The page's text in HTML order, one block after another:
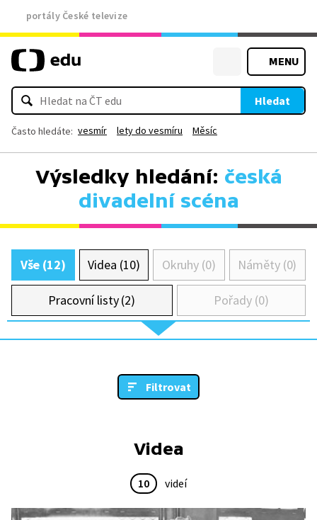
portály České televize
MENU
Hledat
Často hledáte: vesmír lety do vesmíru Měsíc
Výsledky hledání: česká
divadelní scéna
Vše (12) Videa (10) Okruhy (0) Náměty (0)
Pracovní listy (2) Pořady (0)
Filtrovat
Videa
10 videí